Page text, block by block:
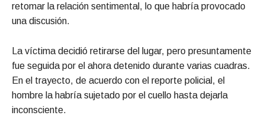
retomar la relación sentimental, lo que habría provocado
una discusión.
La víctima decidió retirarse del lugar, pero presuntamente
fue seguida por el ahora detenido durante varias cuadras.
En el trayecto, de acuerdo con el reporte policial, el
hombre la habría sujetado por el cuello hasta dejarla
inconsciente.